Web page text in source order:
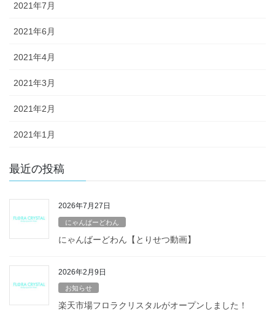
2021年7月
2021年6月
2021年4月
2021年3月
2021年2月
2021年1月
最近の投稿
2026年7月27日
にゃんばーどわん
にゃんばーどわん【とりせつ動画】
2026年2月9日
お知らせ
楽天市場フロラクリスタルがオープンしました！